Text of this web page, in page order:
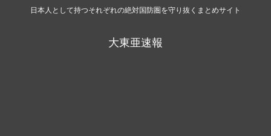
日本人として持つそれぞれの絶対国防圏を守り抜くまとめサイト
大東亜速報